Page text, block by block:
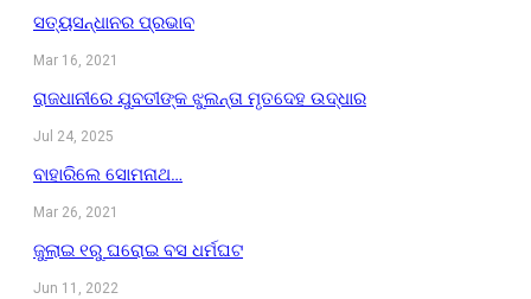
ସତ୍ୟସନ୍ଧାନର ପ୍ରଭାବ
Mar 16, 2021
ରାଜଧାନୀରେ ଯୁବତୀଙ୍କ ଝୁଲନ୍ତା ମୃତଦେହ ଉଦ୍ଧାର
Jul 24, 2025
ବାହାରିଲେ ସୋମନାଥ…
Mar 26, 2021
ଜୁଲାଇ ୧ରୁ ଘରୋଇ ବସ ଧର୍ମଘଟ
Jun 11, 2022